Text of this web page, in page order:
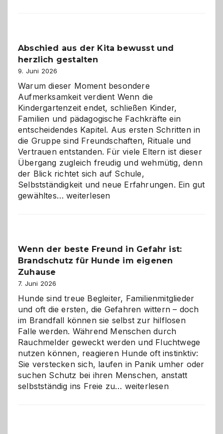
verstehen
Abschied aus der Kita bewusst und
herzlich gestalten
9. Juni 2026
Warum dieser Moment besondere
Aufmerksamkeit verdient Wenn die
Kindergartenzeit endet, schließen Kinder,
Familien und pädagogische Fachkräfte ein
entscheidendes Kapitel. Aus ersten Schritten in
die Gruppe sind Freundschaften, Rituale und
Vertrauen entstanden. Für viele Eltern ist dieser
Übergang zugleich freudig und wehmütig, denn
der Blick richtet sich auf Schule,
Selbstständigkeit und neue Erfahrungen. Ein gut
gewähltes…Abschied
und
herzlich
weiterlesen
Wenn der beste Freund in Gefahr ist:
Brandschutz für Hunde im eigenen
Zuhause
7. Juni 2026
Hunde sind treue Begleiter, Familienmitglieder
und oft die ersten, die Gefahren wittern – doch
im Brandfall können sie selbst zur hilflosen
Falle werden. Während Menschen durch
Rauchmelder geweckt werden und Fluchtwege
nutzen können, reagieren Hunde oft instinktiv:
Sie verstecken sich, laufen in Panik umher oder
suchen Schutz bei ihren Menschen, anstatt
selbstständig ins Freie zu… Wenn
weiterlesen